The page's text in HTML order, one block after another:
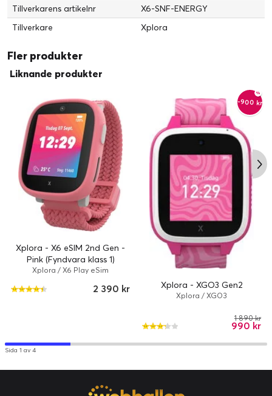
Tillverkarens artikelnr
X6-SNF-ENERGY
Tillverkare
Xplora
Fler produkter
Liknande produkter
Xplora - X6 eSIM 2nd Gen -
Pink (Fyndvara klass 1)
Xplora / X6 Play eSim
2 390 kr
-900 kr
Xplora - XGO3 Gen2
Xplora / XGO3
990 kr
1 890 kr
Sida 1 av 4